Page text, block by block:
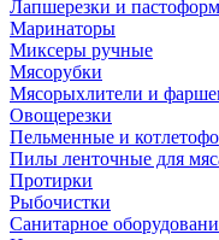
Лапшерезки и
Маринаторы
Миксеры ручные
Мясорубки
Мясорыхлители и
Овощерезки
Пельменные и
Пилы ленточные для
Протирки
Рыбочистки
Санитарное